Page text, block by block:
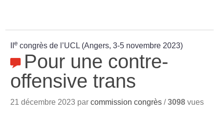
IIe congrès de l’UCL (Angers, 3-5 novembre 2023)
Pour une contre-
offensive trans
21 décembre 2023 parcommission congrès /3098 vues